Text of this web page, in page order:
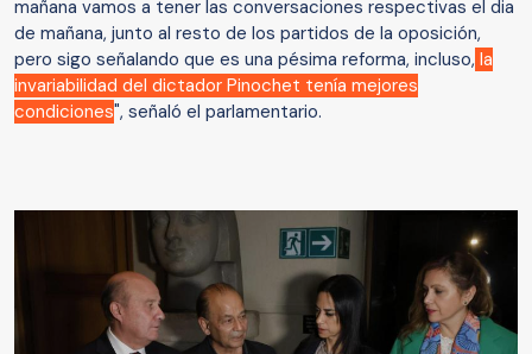
mañana vamos a tener las conversaciones respectivas el dia
de mañana, junto al resto de los partidos de la oposición,
pero sigo señalando que es una pésima reforma, incluso, la
invariabilidad del dictador Pinochet tenía mejores
condiciones", señaló el parlamentario.